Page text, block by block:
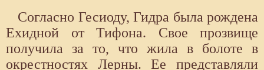
Согласно Гесиоду, Гидра была рождена
Ехидной от Тифона. Свое прозвище
получила за то, что жила в болоте в
окрестностях Лерны. Ее представляли